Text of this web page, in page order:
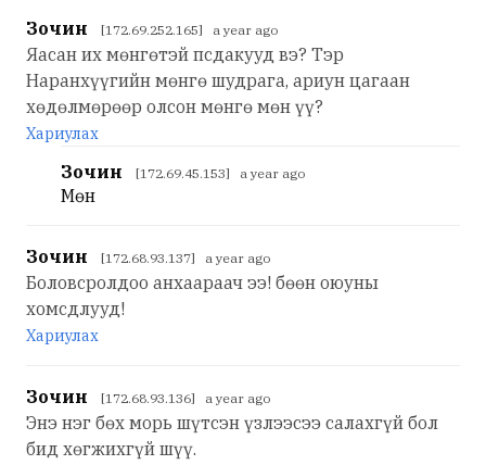
Зочин [172.69.252.165] a year ago
Яасан их мөнгөтэй псдакууд вэ? Тэр
Наранхүүгийн мөнгө шудрага, ариун цагаан
хөдөлмөрөөр олсон мөнгө мөн үү?
Хариулах
Зочин [172.69.45.153] a year ago
Мөн
Зочин [172.68.93.137] a year ago
Боловсролдоо анхаараач ээ! бөөн оюуны
хомсдлууд!
Хариулах
Зочин [172.68.93.136] a year ago
Энэ нэг бөх морь шүтсэн үзлээсээ салахгүй бол
бид хөгжихгүй шүү.